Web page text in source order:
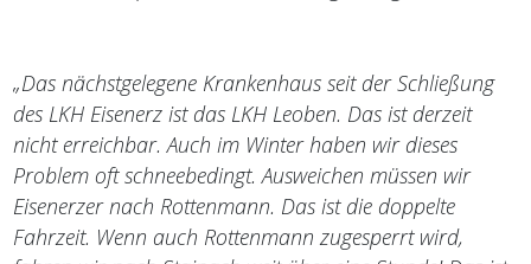
„Das nächstgelegene Krankenhaus seit der Schließung
des LKH Eisenerz ist das LKH Leoben. Das ist derzeit
nicht erreichbar. Auch im Winter haben wir dieses
Problem oft schneebedingt. Ausweichen müssen wir
Eisenerzer nach Rottenmann. Das ist die doppelte
Fahrzeit. Wenn auch Rottenmann zugesperrt wird,